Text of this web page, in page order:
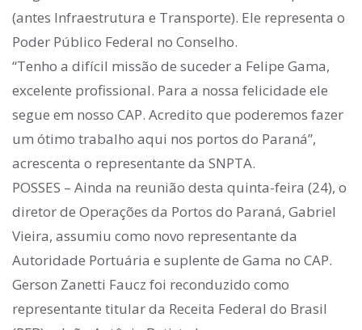
(antes Infraestrutura e Transporte). Ele representa o
Poder Público Federal no Conselho.
“Tenho a difícil missão de suceder a Felipe Gama,
excelente profissional. Para a nossa felicidade ele
segue em nosso CAP. Acredito que poderemos fazer
um ótimo trabalho aqui nos portos do Paraná”,
acrescenta o representante da SNPTA.
POSSES – Ainda na reunião desta quinta-feira (24), o
diretor de Operações da Portos do Paraná, Gabriel
Vieira, assumiu como novo representante da
Autoridade Portuária e suplente de Gama no CAP.
Gerson Zanetti Faucz foi reconduzido como
representante titular da Receita Federal do Brasil